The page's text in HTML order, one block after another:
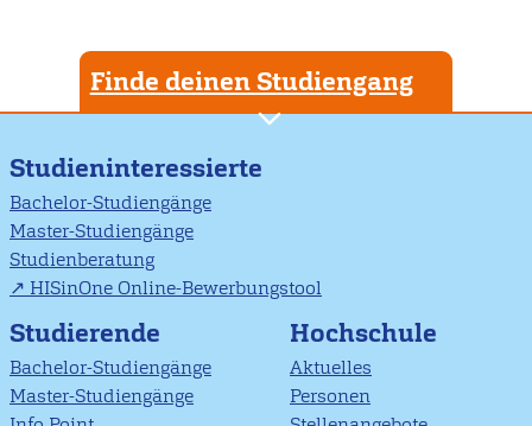
Finde deinen Studiengang
Studieninteressierte
Bachelor-Studiengänge
Master-Studiengänge
Studienberatung
HISinOne Online-Bewerbungstool
Studierende
Bachelor-Studiengänge
Master-Studiengänge
Hochschule
Aktuelles
Personen